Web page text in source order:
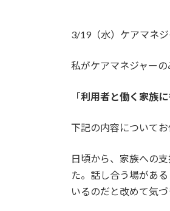
3/19（水）ケアマネ
私がケアマネジャー
「利用者と働く家族
下記の内容についてお
日頃から、家族への
た。話し合う場があ
いるのだと改めて気